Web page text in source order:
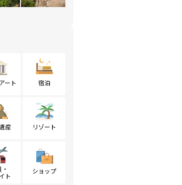
ート 宿泊
産 リゾート
ト
ショップ